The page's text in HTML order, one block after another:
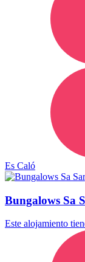
Es Caló
Bungalows Sa
Este alojamiento